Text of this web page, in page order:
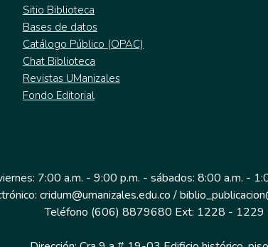
Sitio Biblioteca
Bases de datos
Catálogo Público (OPAC)
Chat Biblioteca
Revistas UManizales
Fondo Editorial
7:00 a.m. - 9:00 p.m. - sábados: 8:00 a.m. -
cridum@umanizales.edu.co /
Teléfono (606) 8879680 Ext: 1228 - 1229